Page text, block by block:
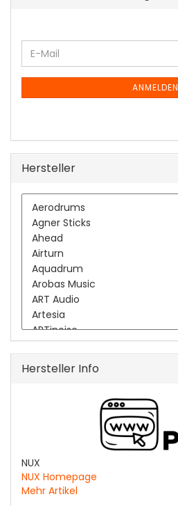
WEITER
ZUR
NEWSLETTER-
E-
Mail
ANMELDEN
Hersteller
Hersteller Info
NUX
NUX Homepage
Mehr Artikel